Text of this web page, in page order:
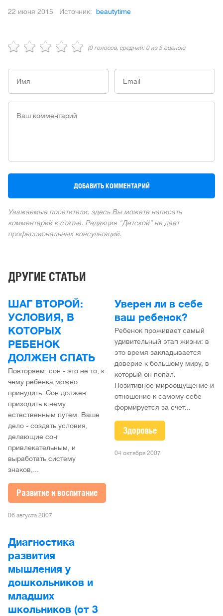
22 июня 2015 Источник: beautytime
(0голосов, средний: 0из 5 оценок)
Уважаемые посетители, здесь Вы можете написать
комментарий к статье. Редакция "Детской" не дает
профессиональных консультаций.
ДРУГИЕ СТАТЬИ
ШАГ ВТОРОЙ:
УСЛОВИЯ, В
КОТОРЫХ
РЕБЕНОК
ДОЛЖЕН СПАТЬ
Повторяем: сон - это не то, к
чему ребенка можно
принудить. Сон должен
приходить к нему
естественным путем. Ваше
дело - создать условия,
делающие сон
привлекательным, и
выработать систему
знаков,...
Развитие и воспитание
06 августа 2007
Уверен ли в себе
ваш ребенок?
Ребенок проживает самый
удивительный этап жизни: в
это время закладывается
доверие к большому миру, в
который он попал.
Позитивное мироощущение и
отношение к самому себе
формируется за счет...
Здоровье
04 октября 2007
Диагностика
развития
мышления у
дошкольников и
младших
школьников (от 3